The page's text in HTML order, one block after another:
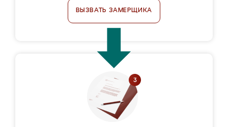
ВЫЗВАТЬ ЗАМЕРЩИКА